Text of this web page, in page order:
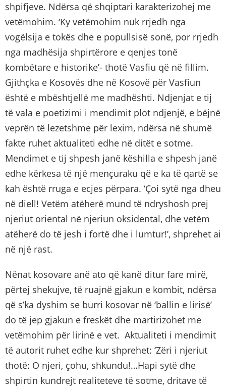
shpifjeve. Ndërsa që shqiptari karakterizohej me
vetëmohim. ‘Ky vetëmohim nuk rrjedh nga
vogëlsija e tokës dhe e popullsisë sonë, por rrjedh
nga madhësija shpirtërore e qenjes tonë
kombëtare e historike’- thotë Vasfiu që në fillim.
Gjithçka e Kosovës dhe në Kosovë për Vasfiun
është e mbështjellë me madhështi. Ndjenjat e tij
të vala e poetizimi i mendimit plot ndjenjë, e bëjnë
veprën të lezetshme për lexim, ndërsa në shumë
fakte ruhet aktualiteti edhe në ditët e sotme.
Mendimet e tij shpesh janë këshilla e shpesh janë
edhe kërkesa të një mençuraku që e ka të qartë se
kah është rruga e ecjes përpara. ‘Çoi sytë nga dheu
në diell! Vetëm atëherë mund të ndryshosh prej
njeriut oriental në njeriun oksidental, dhe vetëm
atëherë do të jesh i fortë dhe i lumtur!’, shprehet ai
në një rast.
Nënat kosovare anë ato që kanë ditur fare mirë,
përtej shekujve, të ruajnë gjakun e kombit, ndërsa
që s’ka dyshim se burri kosovar në ‘ballin e lirisë’
do të jep gjakun e freskët dhe martirizohet me
vetëmohim për lirinë e vet. Aktualiteti i mendimit
të autorit ruhet edhe kur shprehet: ‘Zëri i njeriut
thotë: O njeri, çohu, shkundu!…Hapi sytë dhe
shpirtin kundrejt realiteteve të sotme, dritave të